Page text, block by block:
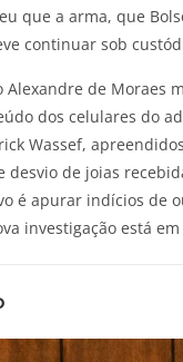
que a arma, que
continuar sob
Alexandre de Moraes
dos celulares do
Wassef,
desvio de joias
é apurar indícios de
investigação está